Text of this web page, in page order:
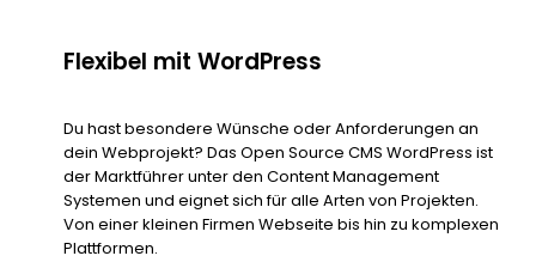
Flexibel mit WordPress
Du hast besondere Wünsche oder Anforderungen an
dein Webprojekt? Das Open Source CMS WordPress ist
der Marktführer unter den Content Management
Systemen und eignet sich für alle Arten von Projekten.
Von einer kleinen Firmen Webseite bis hin zu komplexen
Plattformen.